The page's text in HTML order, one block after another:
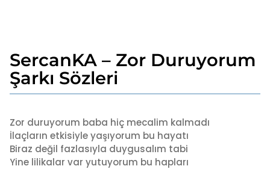
1
y
ı
l
g
o
1
y
SercanKA – Zor Duruyorum
Şarkı Sözleri
y
a
d
m
i
Zor duruyorum baba hiç mecalim kalmadı
İlaçların etkisiyle yaşıyorum bu hayatı
Biraz değil fazlasıyla duygusalım tabi
Yine lilikalar var yutuyorum bu hapları